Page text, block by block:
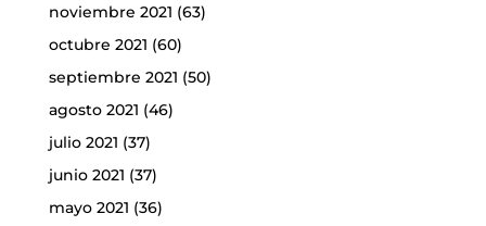
noviembre 2021 (63)
octubre 2021 (60)
septiembre 2021 (50)
agosto 2021 (46)
julio 2021 (37)
junio 2021 (37)
mayo 2021 (36)